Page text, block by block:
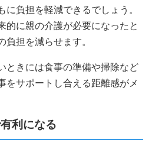
に負担を軽減できるでしょう。
的に親の介護が必要になったと
負担を減らせます。
ときには食事の準備や掃除など
をサポートし合える距離感がメ
利になる